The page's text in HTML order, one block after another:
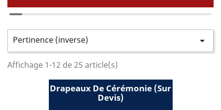
Pertinence (inverse) 
Affichage 1-12 de 25 article(s)
Drapeaux De Cérémonie (sur
Devis)